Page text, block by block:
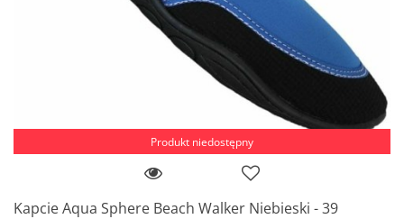
Produkt niedostępny
Kapcie Aqua Sphere Beach Walker Niebieski - 39